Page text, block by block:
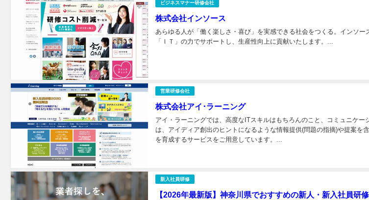
ビジネスマナー研修会社
株式会社インソース
あらゆる人が「働く楽しさ・喜び」を実感できる社会をつくる。インソー
「ＩＴ」の力でサポートし、生産性向上に貢献いたします。...
営業研修会社
株式会社アイ･ラーニング
アイ・ラーニングでは、高度なITスキルはもちろんのこと、コミュニケー
は、アイディア創出のヒントになるような情報提供(問題の指摘)や提案を
を育成するサービスをご用意しています。...
新入社員研修
【2026年最新版】神奈川県でおすすめの新人・新入社員研